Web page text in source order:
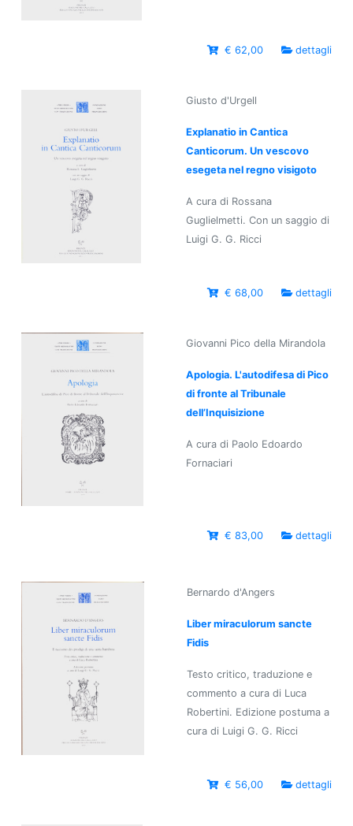
€ 62,00 dettagli
Giusto d'Urgell
Explanatio in Cantica
Canticorum. Un vescovo
esegeta nel regno visigoto
A cura di Rossana
Guglielmetti. Con un saggio di
Luigi G. G. Ricci
€ 68,00 dettagli
Giovanni Pico della Mirandola
Apologia. L'autodifesa di Pico
di fronte al Tribunale
dell’Inquisizione
A cura di Paolo Edoardo
Fornaciari
€ 83,00 dettagli
Bernardo d'Angers
Liber miraculorum sancte
Fidis
Testo critico, traduzione e
commento a cura di Luca
Robertini. Edizione postuma a
cura di Luigi G. G. Ricci
€ 56,00 dettagli